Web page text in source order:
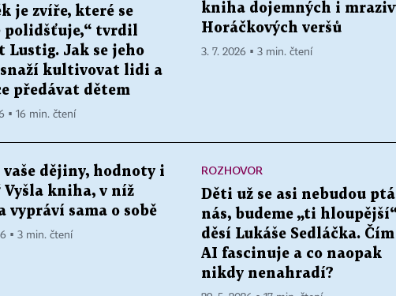
je zvíře, které se
polidšťuje,“ tvrdil
Lustig. Jak se jeho
snaží kultivovat lidi a
předávat dětem
▪ 16 min. čtení
kniha dojemných i
Horáčkových veršů
3. 7. 2026 ▪ 3 min. čtení
vaše dějiny, hodnoty i
Vyšla kniha, v níž
vypráví sama o sobě
▪ 3 min. čtení
ROZHOVOR
Děti už se asi nebudou
nás, budeme „ti
děsí Lukáše Sedláčka.
AI fascinuje a co naopak
nikdy nenahradí?